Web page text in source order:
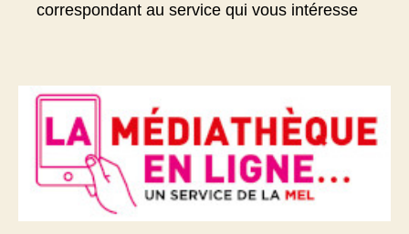
correspondant au service qui vous intéresse